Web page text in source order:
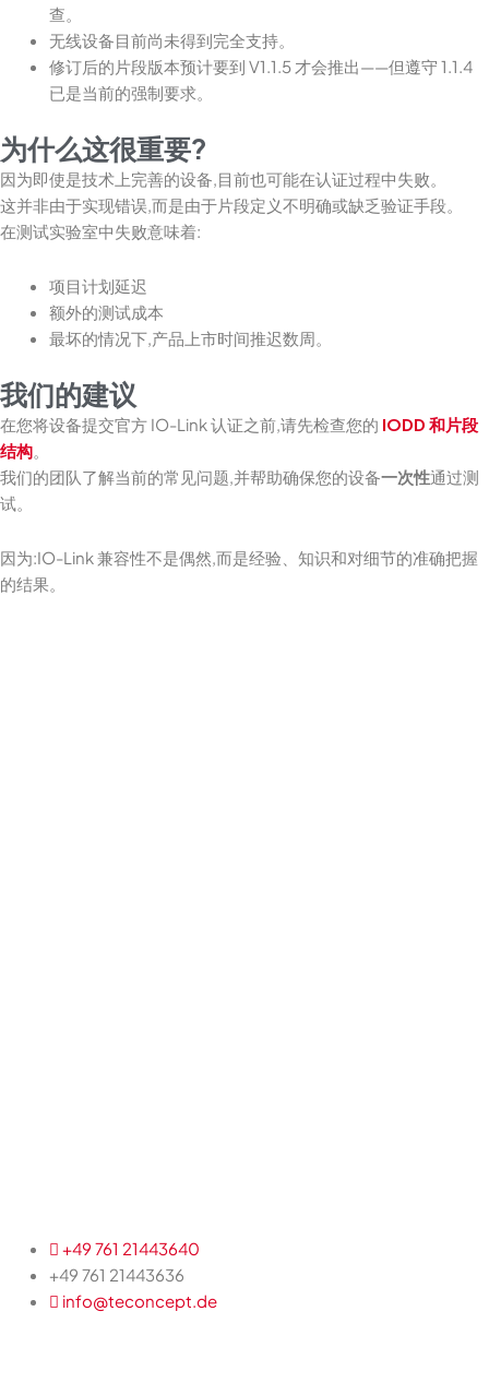
查。
无线设备目前尚未得到完全支持。
修订后的片段版本预计要到 V1.1.5 才会推出——但遵守 1.1.4
已是当前的强制要求。
为什么这很重要?
因为即使是技术上完善的设备,目前也可能在认证过程中失败。
这并非由于实现错误,而是由于片段定义不明确或缺乏验证手段。
在测试实验室中失败意味着:
项目计划延迟
额外的测试成本
最坏的情况下,产品上市时间推迟数周。
我们的建议
在您将设备提交官方 IO-Link 认证之前,请先检查您的 IODD 和片段
结构
我们的团队了解当前的常见问题,并帮助确保您的设备一次性通过测
试。
因为:IO-Link 兼容性不是偶然,而是经验、知识和对细节的准确把握
的结果。
+49 761 21443640
+49 761 21443636
info@teconcept.de